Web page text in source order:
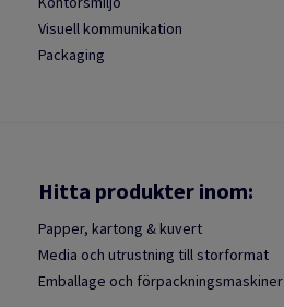
Visuell kommunikation
Packaging
Hitta produkter inom:
Papper, kartong & kuvert
Media och utrustning till storformat
Emballage och förpackningsmaskiner